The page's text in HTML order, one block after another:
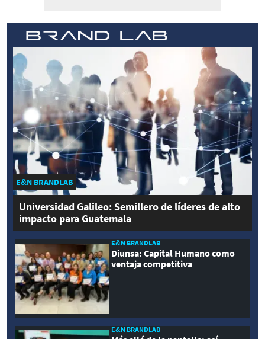
E&N BRANDLAB
Universidad Galileo: Semillero de líderes de alto
impacto para Guatemala
E&N BRANDLAB
Diunsa: Capital Humano como
ventaja competitiva
E&N BRANDLAB